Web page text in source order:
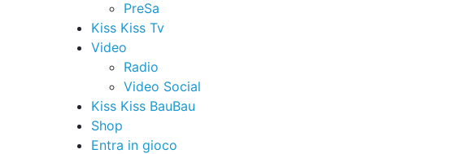
PreSa
Kiss Kiss Tv
Video
Radio
Video Social
Kiss Kiss BauBau
Shop
Entra in gioco